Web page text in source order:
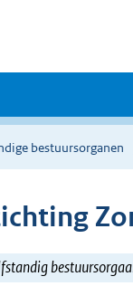
bestuursorganen